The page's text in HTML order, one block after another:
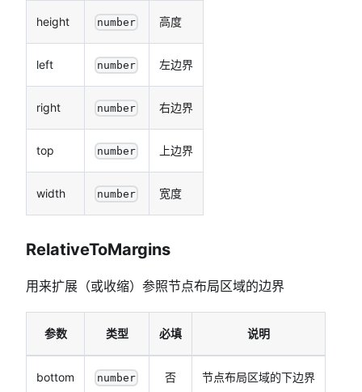
height number 高度
left number 左边界
right number 右边界
top number 上边界
width number 宽度
RelativeToMargins
用来扩展（或收缩）参照节点布局区域的边界
参数 类型 必填 说明
bottom number 否 节点布局区域的下边界